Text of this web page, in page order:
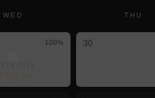
WED THU
100% 30